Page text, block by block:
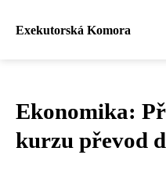
Exekutorská Komora
Ekonomika:
kurzu převod